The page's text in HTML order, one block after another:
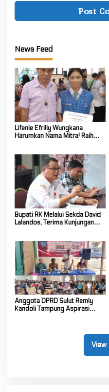
News Feed
Lifenie Efrilly Wungkana
Harumkan Nama Mitra! Raih
Bupati RK Melalui Sekda David
Lalandos, Terima Kunjungan
Anggota DPRD Sulut Remly
Kandoli Tampung Aspirasi